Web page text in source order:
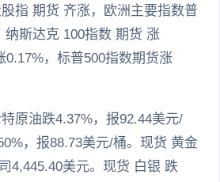
指 期货 齐涨，欧洲主要指数普
斯达克 100指数 期货 涨
0.17%，标普500指数期货涨
原油跌4.37%，报92.44美元/
，报88.73美元/桶。现货 黄金
4,445.40美元。现货 白银 跌